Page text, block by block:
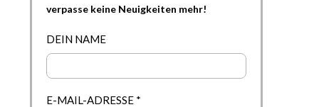
verpasse keine Neuigkeiten mehr!
DEIN NAME
E-MAIL-ADRESSE *